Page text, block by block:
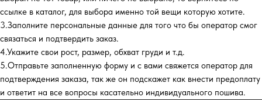
ссылке в каталог, для выбора именно той вещи которую хотите.
3.Заполните персональные данные для того что бы оператор смог
связаться и подтвердить заказ.
4.Укажите свои рост, размер, обхват груди и т.д.
5.Отправьте заполненную форму и с вами свяжется оператор для
подтверждения заказа, так же он подскажет как внести предоплату
и ответит на все вопросы касательно индивидуального пошива.